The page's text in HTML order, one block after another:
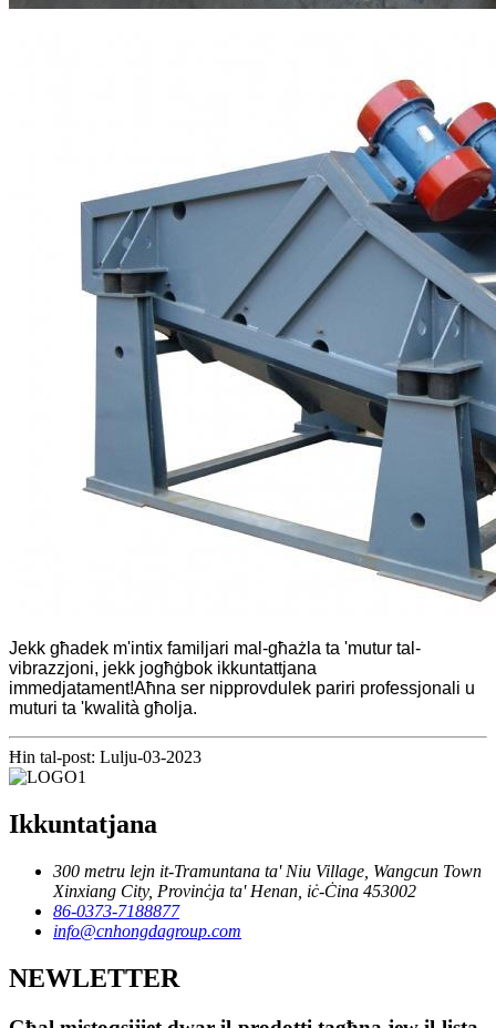
Jekk għadek m'intix familjari mal-għażla ta 'mutur tal-
vibrazzjoni, jekk jogħġbok ikkuntattjana
immedjatament!Aħna ser nipprovdulek pariri professjonali u
muturi ta 'kwalità għolja.
Ħin tal-post: Lulju-03-2023
Ikkuntatjana
300 metru lejn it-Tramuntana ta' Niu Village, Wangcun Town
Xinxiang City, Provinċja ta' Henan, iċ-Ċina 453002
86-0373-7188877
info@cnhongdagroup.com
NEWLETTER